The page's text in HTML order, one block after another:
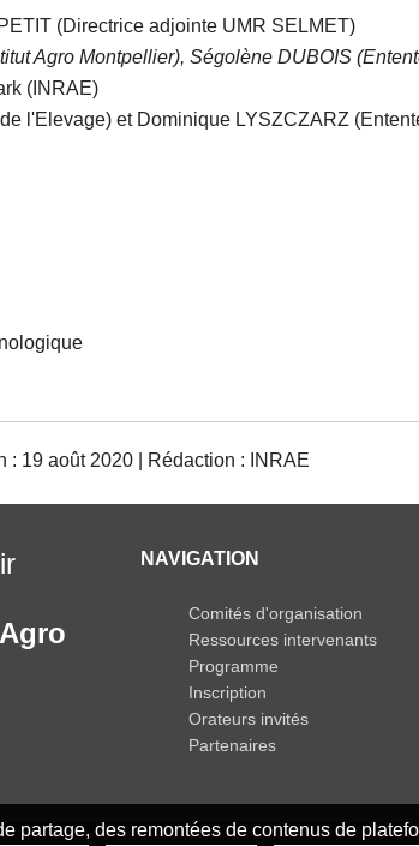
(Directrice adjointe UMR SELMET)
Agro Montpellier), Ségolène DUBOIS
(INRAE)
l'Elevage) et Dominique LYSZCZARZ
: 19 août 2020 | Rédaction : INRAE
des remontées de contenus de
NAVIGATION
Comités d'organisation
Ressources intervenants
Programme
Inscription
Orateurs invités
Partenaires